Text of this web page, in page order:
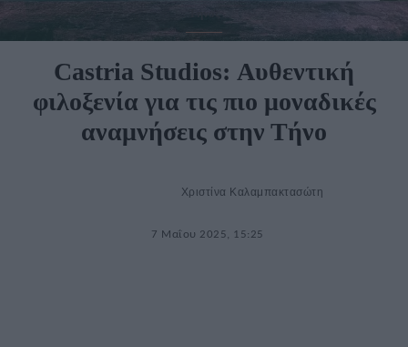
Τήνος
Castria Studios: Αυθεντική
φιλοξενία για τις πιο μοναδικές
αναμνήσεις στην Τήνο
Χριστίνα Καλαμπακτασώτη
7 Μαΐου 2025, 15:25